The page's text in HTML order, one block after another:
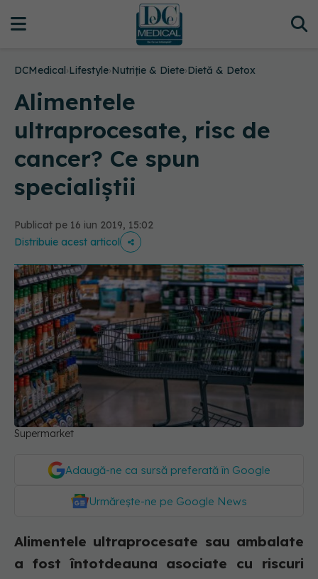
DCMedical›Lifestyle›Nutriție & Diete›Dietă & Detox
Alimentele
ultraprocesate, risc de
cancer? Ce spun
specialiștii
Publicat pe 16 iun 2019, 15:02
Distribuie acest articol
Supermarket
Adaugă-ne ca sursă preferată în Google
Urmărește-ne pe Google News
Alimentele ultraprocesate sau ambalate
a fost întotdeauna asociate cu riscuri